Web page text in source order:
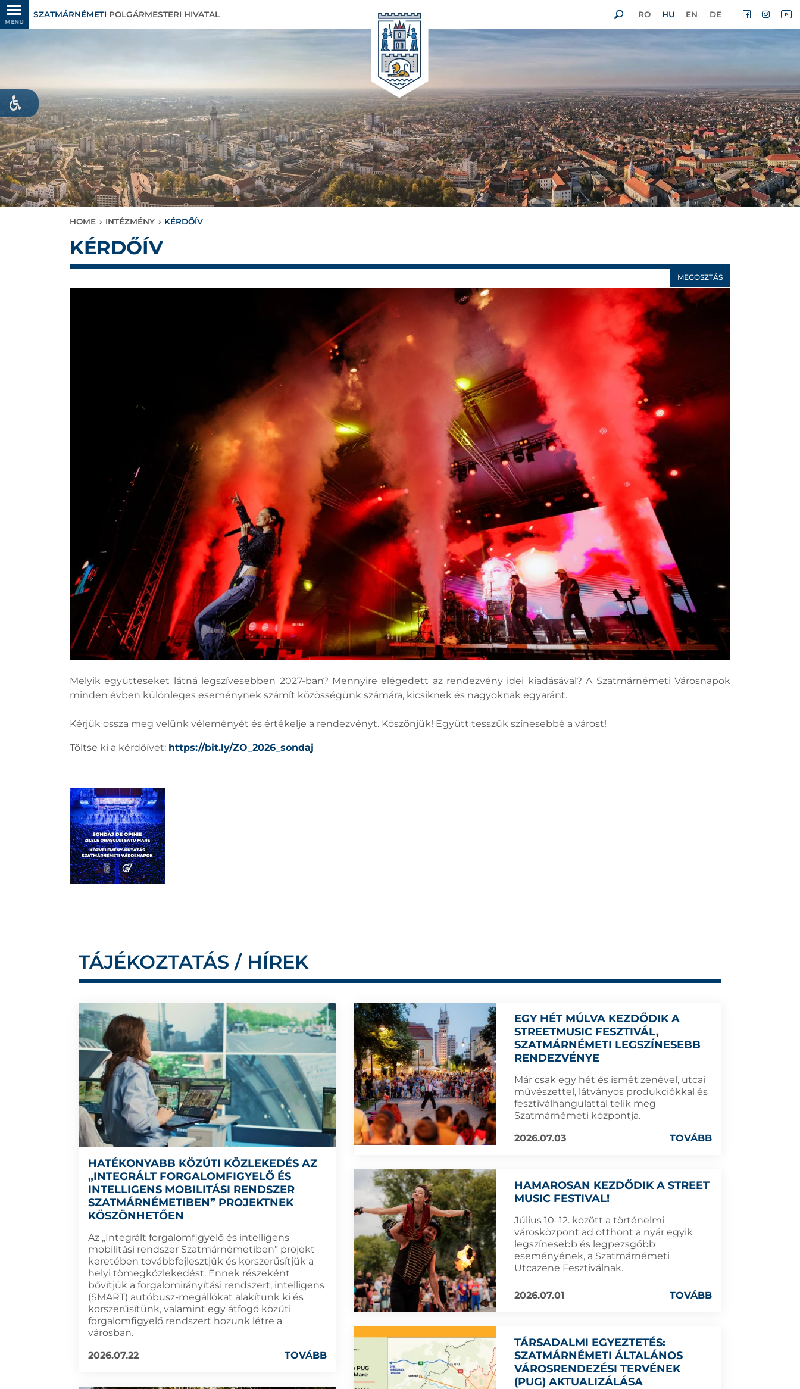
MENU
SZATMÁRNÉMETI POLGÁRMESTERI HIVATAL RO HU EN DE
HOME › INTÉZMÉNY › KÉRDŐÍV
KÉRDŐÍV
MEGOSZTÁS
Melyik együtteseket látná legszívesebben 2027-ban? Mennyire elégedett az rendezvény idei kiadásával? A Szatmárnémeti Városnapok
minden évben különleges eseménynek számít közösségünk számára, kicsiknek és nagyoknak egyaránt.
Kérjük ossza meg velünk véleményét és értékelje a rendezvényt. Köszönjük! Együtt tesszük színesebbé a várost!
Töltse ki a kérdőívet: https://bit.ly/ZO_2026_sondaj
TÁJÉKOZTATÁS / HÍREK
HATÉKONYABB KÖZÚTI KÖZLEKEDÉS AZ
„INTEGRÁLT FORGALOMFIGYELŐ ÉS
INTELLIGENS MOBILITÁSI RENDSZER
SZATMÁRNÉMETIBEN” PROJEKTNEK
KÖSZÖNHETŐEN
Az „Integrált forgalomfigyelő és intelligens
mobilitási rendszer Szatmárnémetiben” projekt
keretében továbbfejlesztjük és korszerűsítjük a
helyi tömegközlekedést. Ennek részeként
bővítjük a forgalomirányítási rendszert, intelligens
(SMART) autóbusz-megállókat alakítunk ki és
korszerűsítünk, valamint egy átfogó közúti
forgalomfigyelő rendszert hozunk létre a
városban.
2026.07.22
TOVÁBB
EGY HÉT MÚLVA KEZDŐDIK A
STREETMUSIC FESZTIVÁL,
SZATMÁRNÉMETI LEGSZÍNESEBB
RENDEZVÉNYE
Már csak egy hét és ismét zenével, utcai
művészettel, látványos produkciókkal és
fesztiválhangulattal telik meg
Szatmárnémeti központja.
2026.07.03
TOVÁBB
HAMAROSAN KEZDŐDIK A STREET
MUSIC FESTIVAL!
Július 10–12. között a történelmi
városközpont ad otthont a nyár egyik
legszínesebb és legpezsgőbb
eseményének, a Szatmárnémeti
Utcazene Fesztiválnak.
2026.07.01 TOVÁBB
TÁRSADALMI EGYEZTETÉS:
SZATMÁRNÉMETI ÁLTALÁNOS
VÁROSRENDEZÉSI TERVÉNEK
(PUG) AKTUALIZÁLÁSA